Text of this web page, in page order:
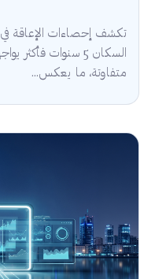
السكان 5 سنوات
متفاوتة، ما يعكس...